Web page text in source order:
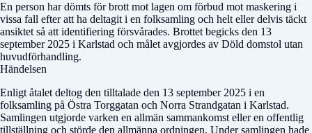
En person har dömts för brott mot lagen om förbud mot maskering i
vissa fall efter att ha deltagit i en folksamling och helt eller delvis täckt
ansiktet så att identifiering försvårades. Brottet begicks den 13
september 2025 i Karlstad och målet avgjordes av Döld domstol utan
huvudförhandling.
Händelsen
Enligt åtalet deltog den tilltalade den 13 september 2025 i en
folksamling på Östra Torggatan och Norra Strandgatan i Karlstad.
Samlingen utgjorde varken en allmän sammankomst eller en offentlig
tillställning och störde den allmänna ordningen. Under samlingen hade